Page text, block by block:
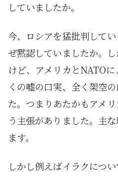
していましたか。
今、ロシアを猛批判して
ぜ黙認していましたか。
けど、アメリカとNATO
くの嘘の口実、全く架空
た。つまりあたかもアメ
う主張がありました。主
ます。
しかし例えばイラクにつ